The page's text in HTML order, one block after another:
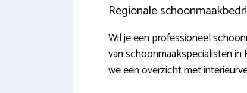
Regionale
Wil je een professioneel
van schoonmaakspecialisten in
we een overzicht met